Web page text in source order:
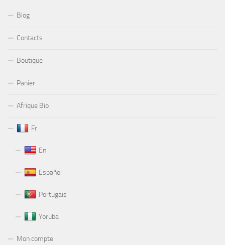
Blog
Contacts
Boutique
Panier
Afrique Bio
Fr
En
Español
Portugais
Yoruba
Mon compte